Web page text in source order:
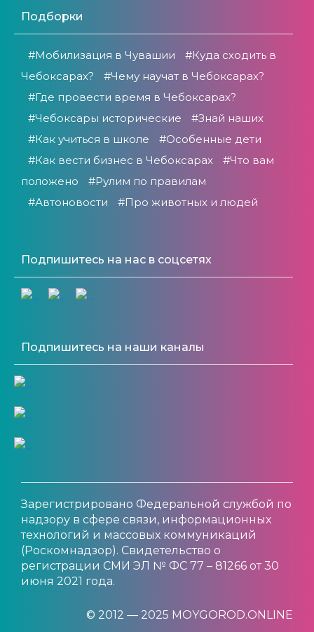
Подборки
#Мобилизация в Чувашии
#Куда сходить в
Чебоксарах?
#Чему научат в Чебоксарах?
#Где провести время в Чебоксарах?
#Чебоксары исторические
#Знай наших
#Как учиться в школе
#Особенные дети
#Как вести бизнес в Чебоксарах
#Что вам
положено
#Рулим по правилам
#Автоновости
#Про животных и людей
Подпишитесь на нас в соцсетях
Подпишитесь на наши каналы
Зарегистрировано Федеральной службой по
надзору в сфере связи, информационных
технологий и массовых коммуникаций
(Роскомнадзор). Свидетельство о
регистрации СМИ ЭЛ № ФС 77 – 81266 от 30
июня 2021 года.
© 2012 — 2025 MOYGOROD.ONLINE